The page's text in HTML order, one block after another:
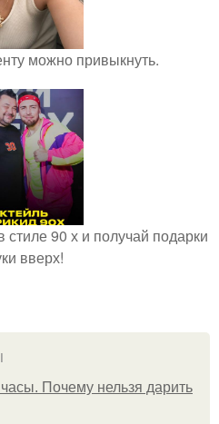
можно привыкнуть.
90 х и получай подарки
вверх!
Почему нельзя дарить